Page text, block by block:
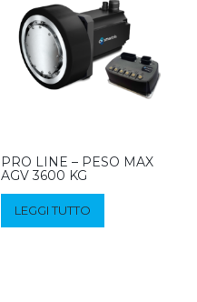
PRO LINE – PESO MAX
AGV 3600 KG
LEGGI TUTTO